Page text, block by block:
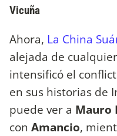
Vicuña
Ahora, La China
alejada de
intensificó el
en sus historias de
puede ver a Mauro
con Amancio,